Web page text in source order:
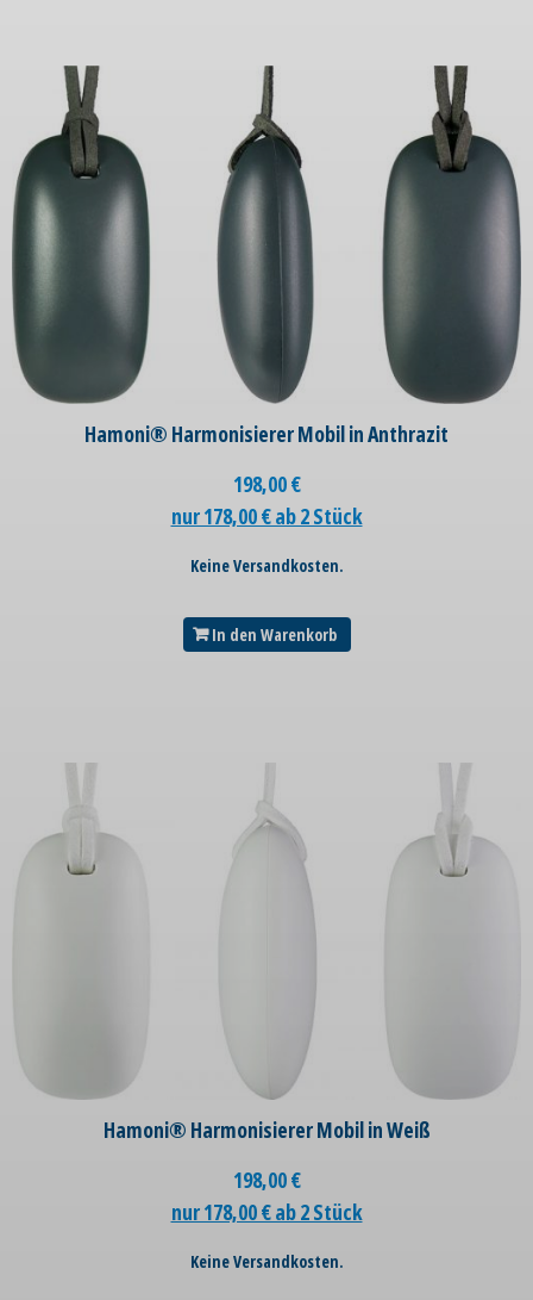
Hamoni® Harmonisierer Mobil in Anthrazit
198,00€
nur 178,00 € ab 2 Stück
Keine Versandkosten.
In den Warenkorb
Hamoni® Harmonisierer Mobil in Weiß
198,00€
nur 178,00 € ab 2 Stück
Keine Versandkosten.